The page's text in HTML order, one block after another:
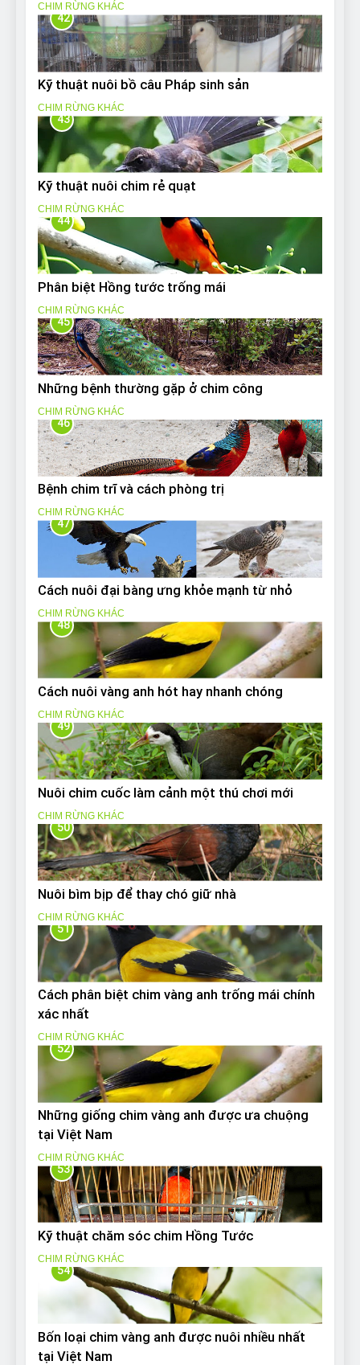
CHIM RỪNG KHÁC
42
Kỹ thuật nuôi bồ câu Pháp sinh sản
CHIM RỪNG KHÁC
43
Kỹ thuật nuôi chim rẻ quạt
CHIM RỪNG KHÁC
44
Phân biệt Hồng tước trống mái
CHIM RỪNG KHÁC
45
Những bệnh thường gặp ở chim công
CHIM RỪNG KHÁC
46
Bệnh chim trĩ và cách phòng trị
CHIM RỪNG KHÁC
47
Cách nuôi đại bàng ưng khỏe mạnh từ nhỏ
CHIM RỪNG KHÁC
48
Cách nuôi vàng anh hót hay nhanh chóng
CHIM RỪNG KHÁC
49
Nuôi chim cuốc làm cảnh một thú chơi mới
CHIM RỪNG KHÁC
50
Nuôi bìm bịp để thay chó giữ nhà
CHIM RỪNG KHÁC
51
Cách phân biệt chim vàng anh trống mái chính
xác nhất
CHIM RỪNG KHÁC
52
Những giống chim vàng anh được ưa chuộng
tại Việt Nam
CHIM RỪNG KHÁC
53
Kỹ thuật chăm sóc chim Hồng Tước
CHIM RỪNG KHÁC
54
Bốn loại chim vàng anh được nuôi nhiều nhất
tại Việt Nam